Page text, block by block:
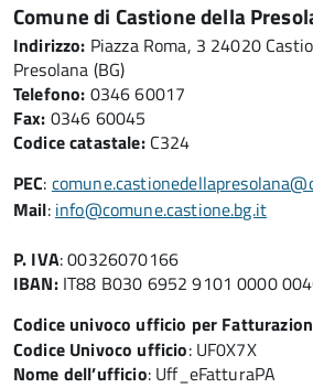
Comune di Castione della
Indirizzo: Piazza Roma, 3 24020
Presolana (BG)
Telefono: 0346 60017
Fax: 0346 60045
Codice catastale:C324
PEC:
Mail: info@comune.castione.bg.it
P. IVA: 00326070166
IBAN: IT88 B030 6952 9101 0000
Codice univoco ufficio per
Codice Univoco ufficio: UF0X7X
Nome dell’ufficio: Uff_eFatturaPA